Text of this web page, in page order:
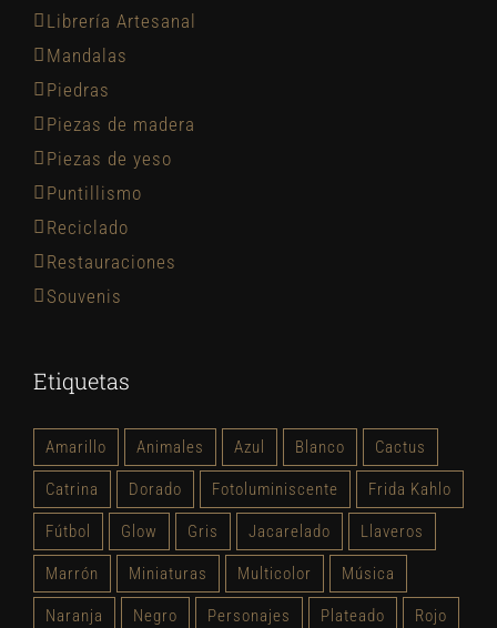
Librería Artesanal
Mandalas
Piedras
Piezas de madera
Piezas de yeso
Puntillismo
Reciclado
Restauraciones
Souvenis
Etiquetas
Amarillo Animales Azul Blanco Cactus
Catrina Dorado Fotoluminiscente Frida Kahlo
Fútbol Glow Gris Jacarelado Llaveros
Marrón Miniaturas Multicolor Música
Naranja Negro Personajes Plateado Rojo